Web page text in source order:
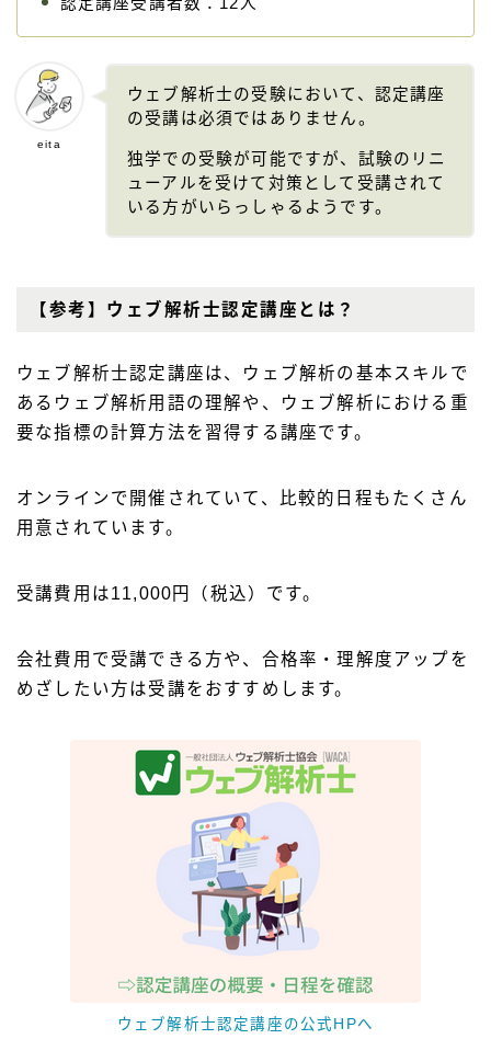
eita
ウェブ解析士の受験において、認定講座
の受講は必須ではありません。
独学での受験が可能ですが、試験のリニ
ューアルを受けて対策として受講されて
いる方がいらっしゃるようです。
【参考】ウェブ解析士認定講座とは？
ウェブ解析士認定講座は、ウェブ解析の基本スキルで
あるウェブ解析用語の理解や、ウェブ解析における重
要な指標の計算方法を習得する講座です。
オンラインで開催されていて、比較的日程もたくさん
用意されています。
受講費用は11,000円（税込）です。
会社費用で受講できる方や、合格率・理解度アップを
めざしたい方は受講をおすすめします。
ウェブ解析士認定講座の公式HPへ